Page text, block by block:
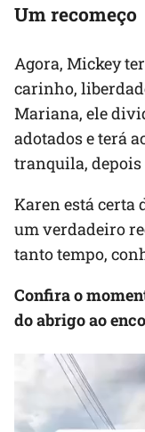
Um recomeço
Agora, Mickey
carinho,
Mariana, ele
adotados e terá
tranquila, depois
Karen está certa
um verdadeiro
tanto tempo,
Confira o
do abrigo ao